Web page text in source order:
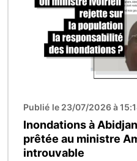
Publié le 23/07/2026 à
Inondations à
prêtée au ministre
introuvable